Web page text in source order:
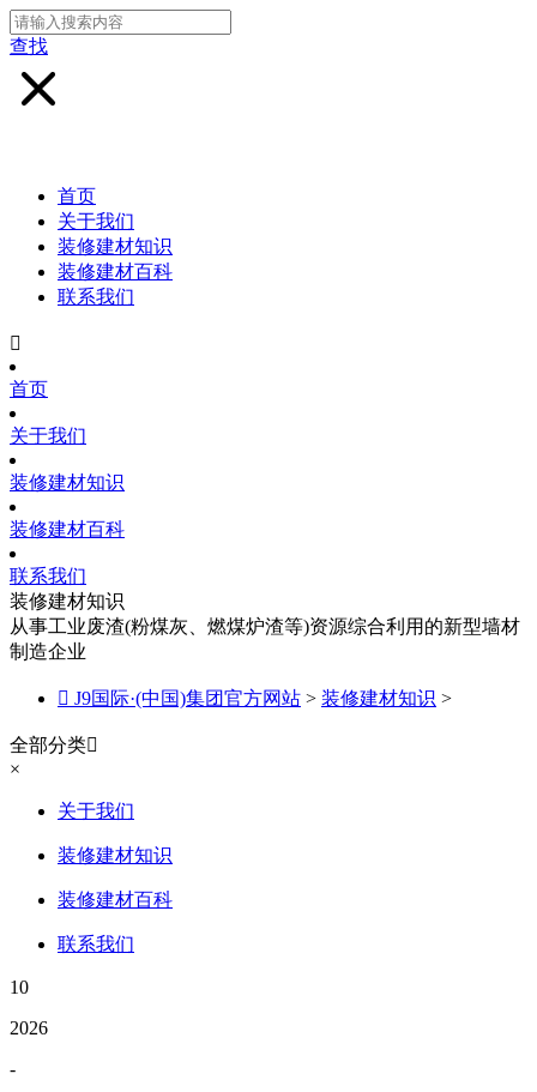
查找
首页
关于我们
装修建材知识
装修建材百科
联系我们

首页
关于我们
装修建材知识
装修建材百科
联系我们
装修建材知识
从事工业废渣(粉煤灰、燃煤炉渣等)资源综合利用的新型墙材
制造企业
 J9国际·(中国)集团官方网站 > 装修建材知识 >
全部分类
×
关于我们
装修建材知识
装修建材百科
联系我们
10
2026
-